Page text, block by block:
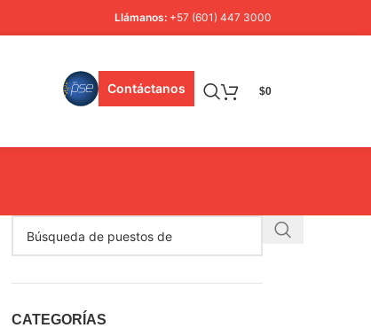
Llámanos: +57 (601) 447 3000
Contáctanos $0
CATEGORÍAS